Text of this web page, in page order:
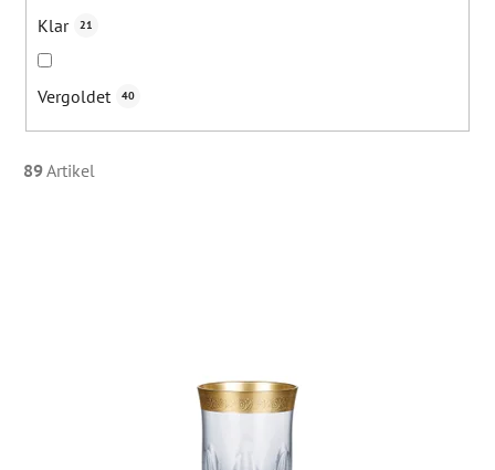
Klar 21
Vergoldet 40
89Artikel